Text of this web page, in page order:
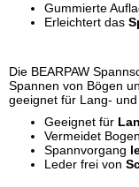
Gummierte
Erleichtert das
Die BEARPAW
Spannen von Bögen
geeignet für Lang-
Geeignet für
Vermeidet
Spannvorgang
Leder frei von